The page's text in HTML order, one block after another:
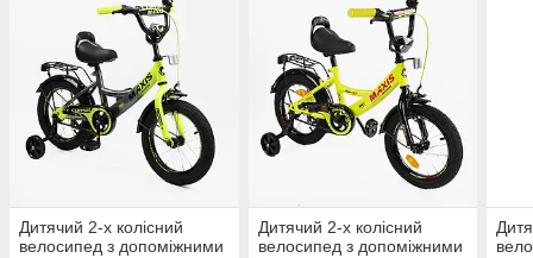
Дитячий 2-х колісний
велосипед з допоміжними
Дитячий 2-х колісний
велосипед з допоміжними